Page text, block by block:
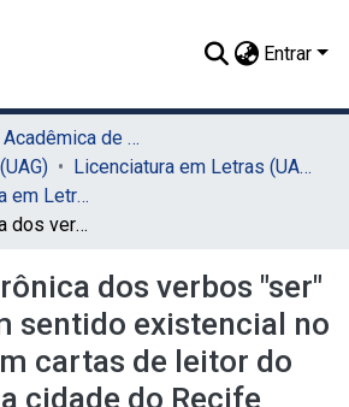
Entrar
04. Unidade Acadêmica de Garanhuns (UAG)
Licenciatura em Letras (UAG)
TCC - Licenciatura em Letras (UAG)
Análise diacrônica dos verbos "ser" e "estar" com sentido existencial no português em cartas de leitor do século XIX da cidade do Recife
dos verbos "ser"
sentido existencial no
cartas de leitor do
cidade do Recife